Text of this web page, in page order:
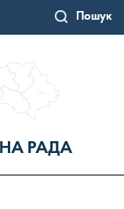
Пошук
РАДА